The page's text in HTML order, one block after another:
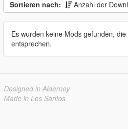
Sortieren nach: Anzahl der
Es wurden keine Mods gefunden,
entsprechen.
Designed in Alderney
Made in Los Santos